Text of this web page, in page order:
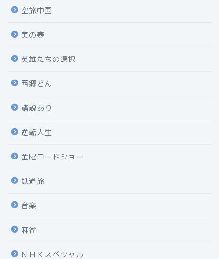
空旅中国
美の壺
英雄たちの選択
西郷どん
諸説あり
逆転人生
金曜ロードショー
鉄道旅
音楽
麻雀
ＮＨＫスペシャル